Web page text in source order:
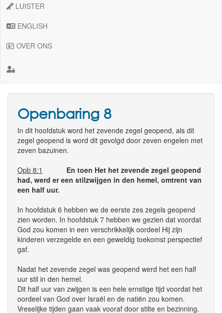
LUISTER
ENGLISH
OVER ONS
Openbaring 8
In dit hoofdstuk word het zevende zegel geopend, als dit
zegel geopend is word dit gevolgd door zeven engelen met
zeven bazuinen.
Opb 8:1
En toen Het het zevende zegel geopend
had, werd er een stilzwijgen in den hemel, omtrent van
een half uur.
In hoofdstuk 6 hebben we de eerste zes zegels geopend
zien worden. In hoofdstuk 7 hebben we gezien dat voordat
God zou komen in een verschrikkelijk oordeel Hij zijn
kinderen verzegelde en een geweldig toekomst perspectief
gaf.
Nadat het zevende zegel was geopend werd het een half
uur stil in den hemel.
Dit half uur van zwijgen is een hele ernstige tijd voordat het
oordeel van God over Israël en de natiën zou komen.
Vreselijke tijden gaan vaak vooraf door stilte en bezinning.